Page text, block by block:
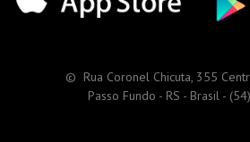
© Rua Coronel Chicuta, 355
Passo Fundo - RS - Brasil -